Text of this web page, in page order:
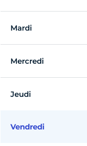
Mardi
Mercredi
Jeudi
Vendredi